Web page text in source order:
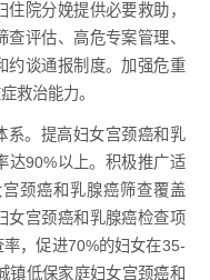
院分娩提供必要救助，
评估、高危专案管理、
约谈通报制度。加强危重
救治能力。
。提高妇女宫颈癌和乳
达90%以上。积极推广适
颈癌和乳腺癌筛查覆盖
女宫颈癌和乳腺癌检查项
，促进70%的妇女在35-
镇低保家庭妇女宫颈癌和